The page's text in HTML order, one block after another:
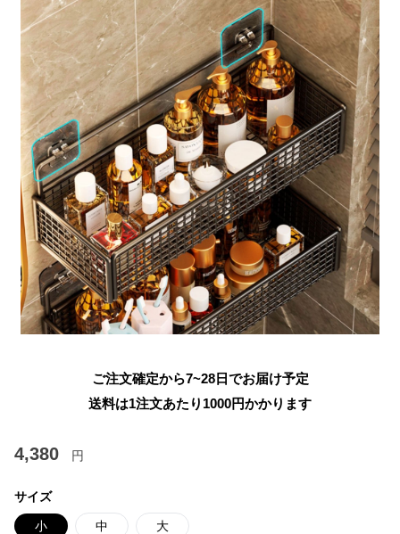
ご注文確定から7~28日でお届け予定
送料は1注文あたり 1000円かかります
4,380 円
サイズ
小 中 大